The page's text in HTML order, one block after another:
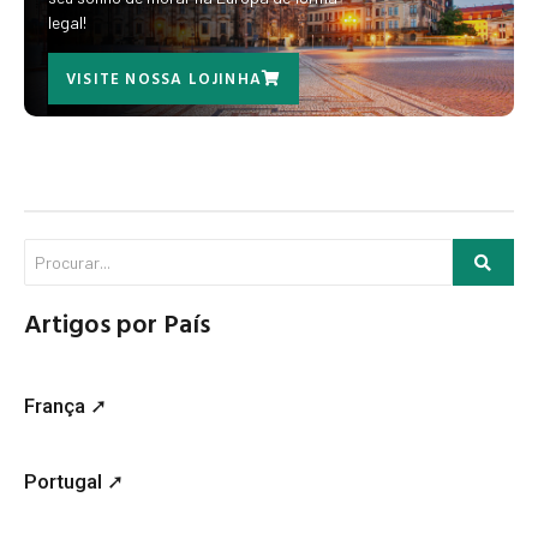
legal!
VISITE NOSSA LOJINHA
Artigos por País
França ➚
Portugal ➚